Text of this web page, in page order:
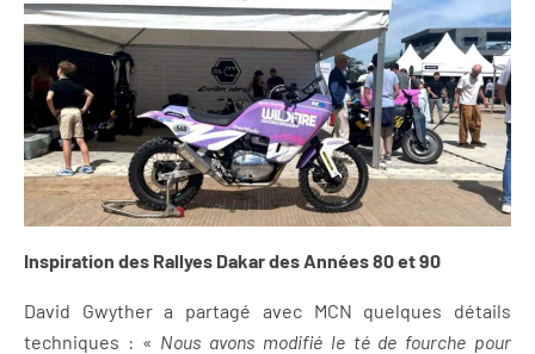
Inspiration des Rallyes Dakar des Années 80 et 90
David Gwyther a partagé avec MCN quelques détails
techniques : « Nous avons modifié le té de fourche pour